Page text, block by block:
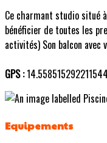
Ce charmant studio situé
bénéficier de toutes les
activités) Son balcon avec
GPS :
Equipements